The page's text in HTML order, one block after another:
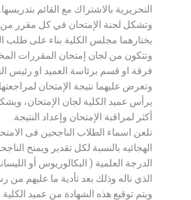
التحريرية بالاشتراك مع القائم بتدريسها.
وتشكل لجنة الإمتحان في كل مقرر
يختارهما مجلس الكلية بناء على طلب
وتتكون من لجان إمتحان المقررات
فرقة او قسم برئاسة العميد او رئيس
وتعرض عليهما نتيجة الإمتحان لمراجعتها.
يرأس عميد الكلية لجان الإمتحان،
أكثر لمراقبة الإمتحان وإعداد النتيجة.
تلعن اسماء الطلاب الناجحين فى
الهجائيه بالنسبة لكل تقدير ويمنح
الدرجة العلمية ( البكالوريوس أو
الذي ناله وذلك بعد تأدية ما عليهم من
ويتم توقيع هذه الشهادة من عميد